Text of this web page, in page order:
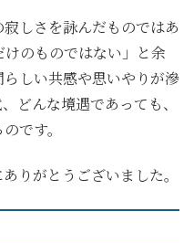
しさを詠んだものではあ
のものではない」と余
しい共感や思いやりが滲
どんな境遇であっても、
です。
りがとうございました。